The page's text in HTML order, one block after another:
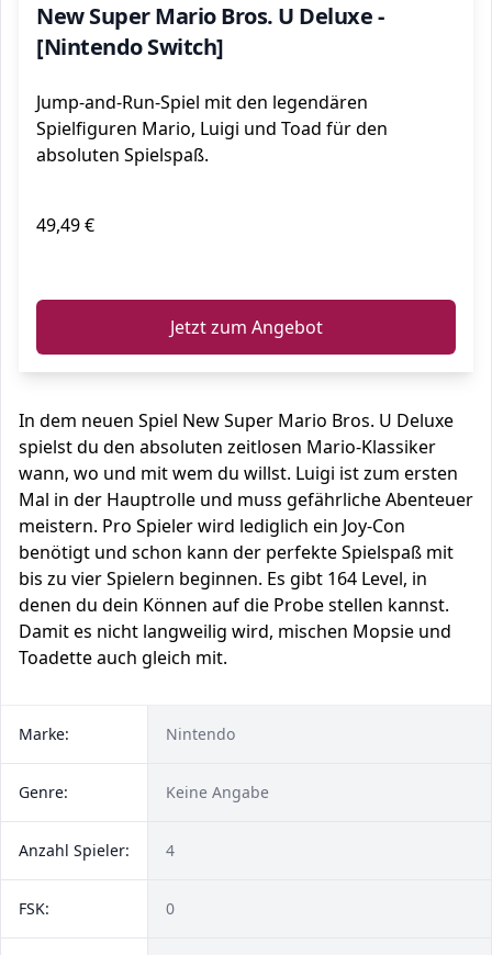
New Super Mario Bros. U Deluxe -
[Nintendo Switch]
Jump-and-Run-Spiel mit den legendären
Spielfiguren Mario, Luigi und Toad für den
absoluten Spielspaß.
49,49 €
Jetzt zum Angebot
In dem neuen Spiel New Super Mario Bros. U Deluxe
spielst du den absoluten zeitlosen Mario-Klassiker
wann, wo und mit wem du willst. Luigi ist zum ersten
Mal in der Hauptrolle und muss gefährliche Abenteuer
meistern. Pro Spieler wird lediglich ein Joy-Con
benötigt und schon kann der perfekte Spielspaß mit
bis zu vier Spielern beginnen. Es gibt 164 Level, in
denen du dein Können auf die Probe stellen kannst.
Damit es nicht langweilig wird, mischen Mopsie und
Toadette auch gleich mit.
Marke: Nintendo
Genre: Keine Angabe
Anzahl Spieler: 4
FSK: 0